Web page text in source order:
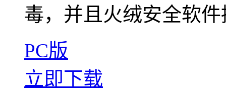
毒，并且火绒安全软
PC版
立即下载